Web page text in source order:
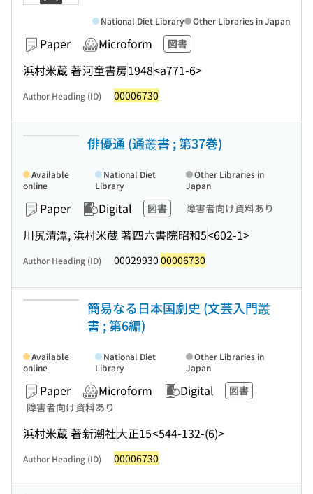
Paper Microform 図書
浜村米蔵 著河童書房1948<a771-6>
National Diet Library Other Libraries in Japan
Author Heading (ID) 00006730
俳優通 (通叢書 ; 第37巻)
Paper Digital 図書 障害者向け資料あり
川尻清潭, 浜村米蔵 著四六書院昭和5<602-1>
Available
online
National Diet
Library
Other Libraries in
Japan
Author Heading (ID) 00029930 00006730
簡易なる日本国劇史 (文芸入門叢
書 ; 第6編)
Paper Microform Digital
図書
障害者向け資料あり
浜村米蔵 著新潮社大正15<544-132-(6)>
Available
online
National Diet
Library
Other Libraries in
Japan
Author Heading (ID) 00006730